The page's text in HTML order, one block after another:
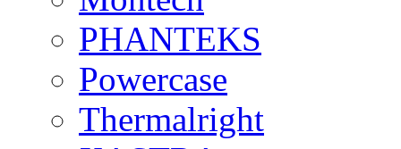
PHANTEKS
Powercase
Thermalright